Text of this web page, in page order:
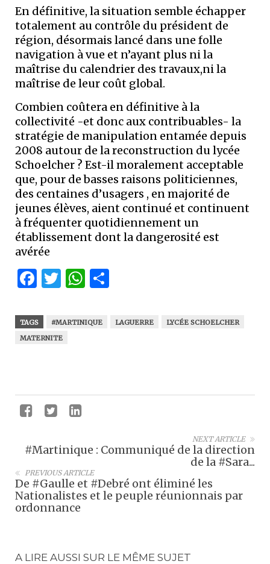
En définitive, la situation semble échapper
totalement au contrôle du président de
région, désormais lancé dans une folle
navigation à vue et n’ayant plus ni la
maîtrise du calendrier des travaux,ni la
maîtrise de leur coût global.
Combien coûtera en définitive à la
collectivité -et donc aux contribuables- la
stratégie de manipulation entamée depuis
2008 autour de la reconstruction du lycée
Schoelcher ? Est-il moralement acceptable
que, pour de basses raisons politiciennes,
des centaines d’usagers , en majorité de
jeunes élèves, aient continué et continuent
à fréquenter quotidiennement un
établissement dont la dangerosité est
avérée
Facebook
Twitter
WhatsApp
TAGS #MARTINIQUE LAGUERRE
LYCÉE SCHOELCHER
MATERNITE
NEXT ARTICLE
#Martinique : Communiqué de la direction
de la #Sara...
PREVIOUS ARTICLE
De #Gaulle et #Debré ont éliminé les
Nationalistes et le peuple réunionnais par
ordonnance
A LIRE AUSSI SUR LE MÊME SUJET